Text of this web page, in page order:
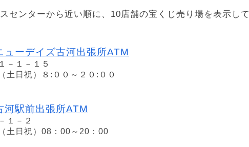
センターから近い順に、10店舗の宝くじ売り場を表示して
ューデイズ古河出張所ATM
－１－１５
土日祝）８:００～２０:００
河駅前出張所ATM
１－２
土日祝）08：00～20：00